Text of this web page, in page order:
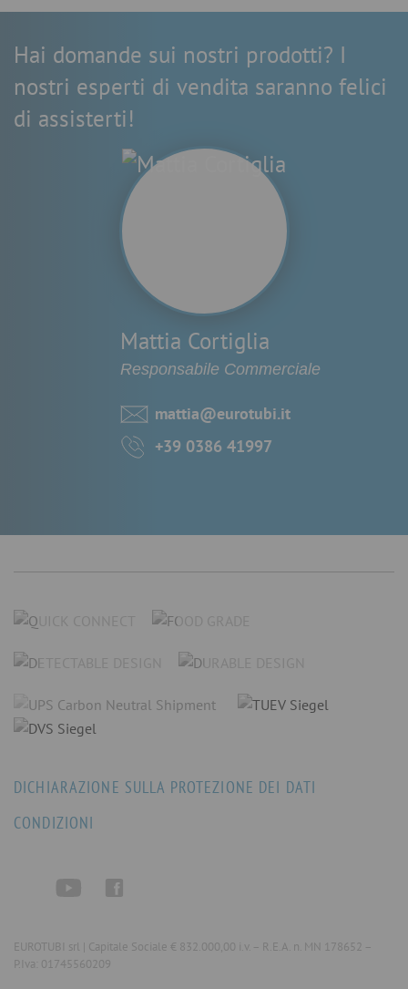
Hai domande sui nostri prodotti? I
nostri esperti di vendita saranno felici
di assisterti!
Mattia Cortiglia
Responsabile Commerciale
mattia@eurotubi.it
+39 0386 41997
DICHIARAZIONE SULLA PROTEZIONE DEI DATI
CONDIZIONI
EUROTUBI srl | Capitale Sociale € 832.000,00 i.v. – R.E.A. n. MN 178652 –
P.Iva: 01745560209